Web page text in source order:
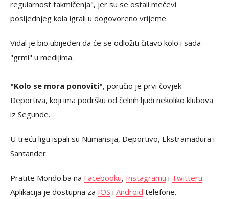
regularnost takmičenja", jer su se ostali mečevi
posljednjeg kola igrali u dogovoreno vrijeme.
Vidal je bio ubijeđen da će se odložiti čitavo kolo i sada
"grmi" u medijima.
"Kolo se mora ponoviti", poručio je prvi čovjek
Deportiva, koji ima podršku od čelnih ljudi nekoliko klubova
iz Segunde.
U treću ligu ispali su Numansija, Deportivo, Ekstramadura i
Santander.
Pratite Mondo.ba na Facebooku, Instagramu i Twitteru.
Aplikacija je dostupna za IOS i Android telefone.